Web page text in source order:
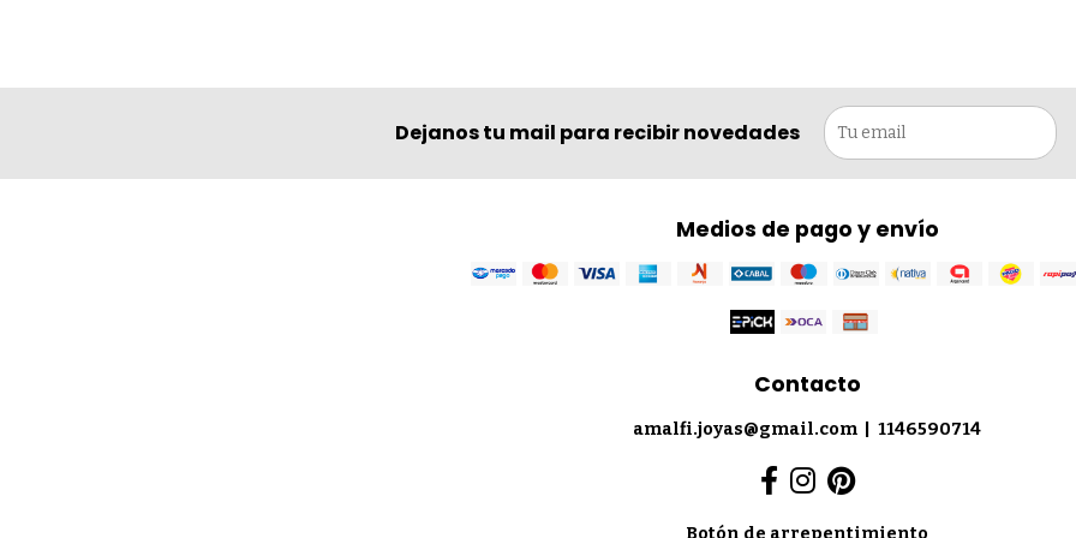
Dejanos tu mail para recibir novedades
Medios de pago y envío
Contacto
amalfi.joyas@gmail.com 1146590714
Botón de arrepentimiento